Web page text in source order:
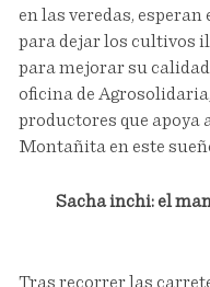
en las veredas,
para dejar los cultivos
para mejorar su
oficina de
productores que apoya
Montañita en este
Sacha inchi: el
Tras recorrer las